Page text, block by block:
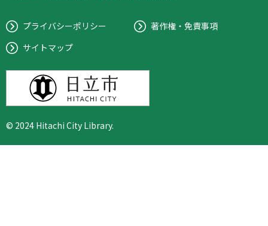
プライバシーポリシー
著作権・免責事項
サイトマップ
© 2024 Hitachi City Library.